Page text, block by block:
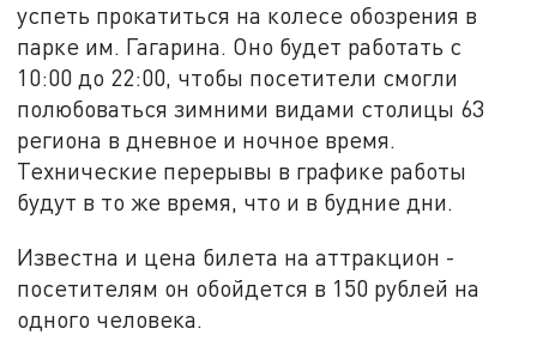
успеть прокатиться на колесе обозрения в
парке им. Гагарина. Оно будет работать с
10:00 до 22:00, чтобы посетители смогли
полюбоваться зимними видами столицы 63
региона в дневное и ночное время.
Технические перерывы в графике работы
будут в то же время, что и в будние дни.
Известна и цена билета на аттракцион -
посетителям он обойдется в 150 рублей на
одного человека.